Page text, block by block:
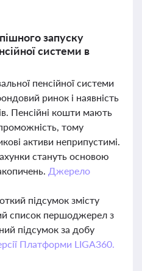
запуску
системи в
пенсійної системи
ринок і наявність
Пенсійні кошти мають
тому
активи неприпустимі.
стануть основою
Джерело
підсумок змісту
список першоджерел з
підсумок за добу
Платформи LIGA360.